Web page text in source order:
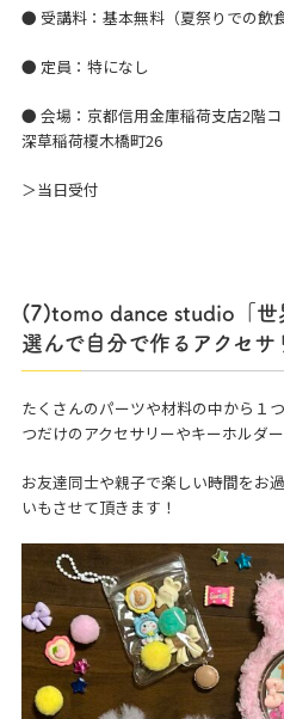
● 受講料：基本無料（夏祭りでの飲食
● 定員：特になし
● 会場：京都信用金庫稲荷支店2階
深草稲荷榎木橋町26
＞当日受付
(7)tomo dance studio「世
選んで自分で作るアクセサ
たくさんのパーツや材料の中から１
つだけのアクセサリーやキーホルダ
お友達同士や親子で楽しい時間をお
いもさせて頂きます！